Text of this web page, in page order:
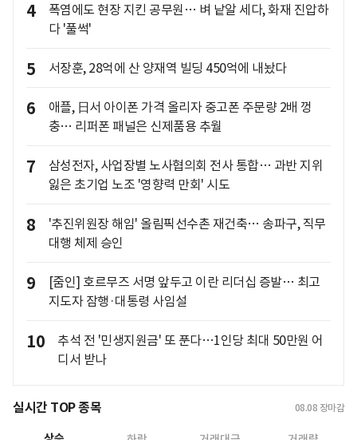
4
폭염에도 현장 지킨 공무원… 벼 낱알 세다, 화재 진압하
다 '풀썩'
5 서장훈, 28억에 산 양재역 빌딩 450억에 내놨다
6
애플, 日서 아이폰 가격 올리자 중고폰 주문량 2배 껑
충… 리퍼폰 패널은 신제품용 추월
7
삼성전자, 사업장별 노사협의회 전사 통합… 과반 지위
잃은 초기업 노조 '영향력 만회' 시도
8
'추진위원장 해임' 올림픽선수촌 재건축… 송파구, 직무
대행 체제 승인
9
[줌인] 호르무즈 서명 앞두고 이란 리더십 증발… 최고
지도자 잠행·대통령 사임설
10
추석 전 '민생지원금' 또 푼다…1인당 최대 50만원 어
디서 받나
실시간 TOP 종목 08.08 장마감